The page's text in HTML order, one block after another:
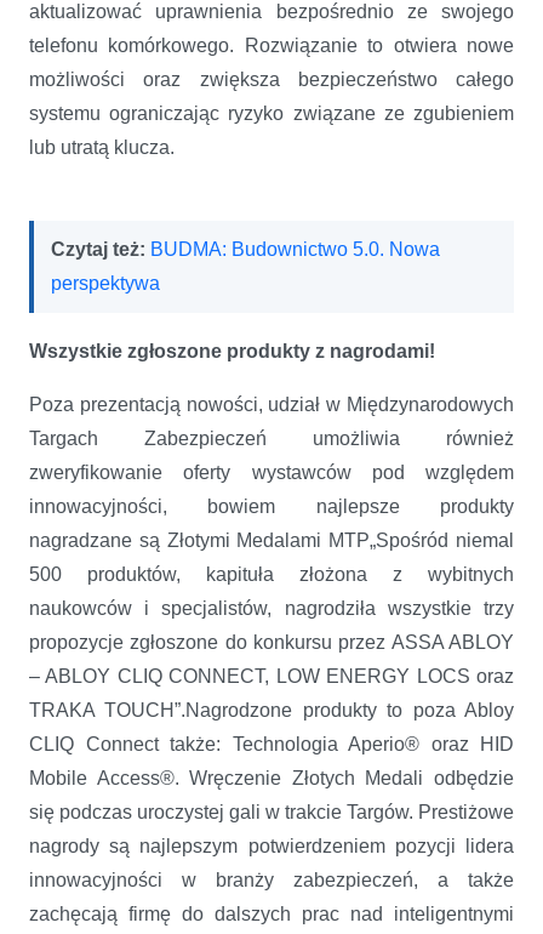
aktualizować uprawnienia bezpośrednio ze swojego
telefonu komórkowego. Rozwiązanie to otwiera nowe
możliwości oraz zwiększa bezpieczeństwo całego
systemu ograniczając ryzyko związane ze zgubieniem
lub utratą klucza.
Czytaj też: BUDMA: Budownictwo 5.0. Nowa
perspektywa
Wszystkie zgłoszone produkty z nagrodami!
Poza prezentacją nowości, udział w Międzynarodowych
Targach Zabezpieczeń umożliwia również
zweryfikowanie oferty wystawców pod względem
innowacyjności, bowiem najlepsze produkty
nagradzane są Złotymi Medalami MTP„Spośród niemal
500 produktów, kapituła złożona z wybitnych
naukowców i specjalistów, nagrodziła wszystkie trzy
propozycje zgłoszone do konkursu przez ASSA ABLOY
– ABLOY CLIQ CONNECT, LOW ENERGY LOCS oraz
TRAKA TOUCH”.Nagrodzone produkty to poza Abloy
CLIQ Connect także: Technologia Aperio® oraz HID
Mobile Access®. Wręczenie Złotych Medali odbędzie
się podczas uroczystej gali w trakcie Targów. Prestiżowe
nagrody są najlepszym potwierdzeniem pozycji lidera
innowacyjności w branży zabezpieczeń, a także
zachęcają firmę do dalszych prac nad inteligentnymi